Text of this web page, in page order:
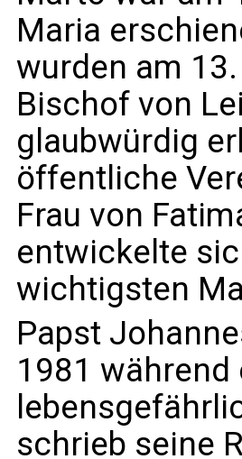
Maria
wurden am
Bischof von
glaubwürdig
öffentliche
Frau von
entwickelte
wichtigsten
Papst
1981 während
schrieb seine